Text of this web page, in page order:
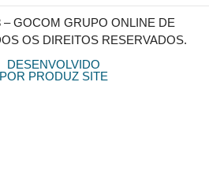
GOCOM GRUPO ONLINE DE
OS DIREITOS RESERVADOS.
DESENVOLVIDO
POR PRODUZ SITE